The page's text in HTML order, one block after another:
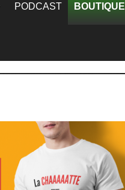
PODCAST BOUTIQUE